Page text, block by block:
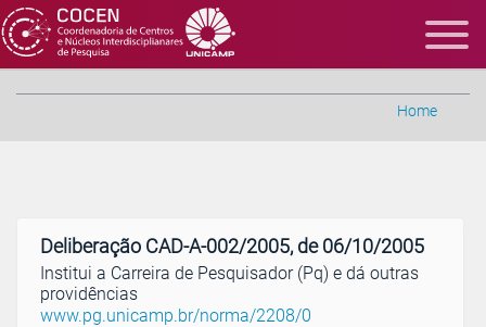
Home
Deliberação CAD-A-002/2005, de 06/10/2005
Institui a Carreira de Pesquisador (Pq) e dá outras
providências
www.pg.unicamp.br/norma/2208/0